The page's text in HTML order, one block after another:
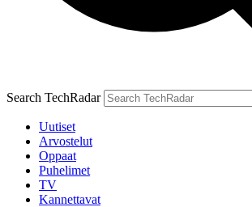
Search TechRadar
Uutiset
Arvostelut
Oppaat
Puhelimet
TV
Kannettavat